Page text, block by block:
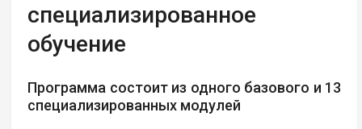
специализированное
обучение
Программа состоит из одного базового и 13
специализированных модулей